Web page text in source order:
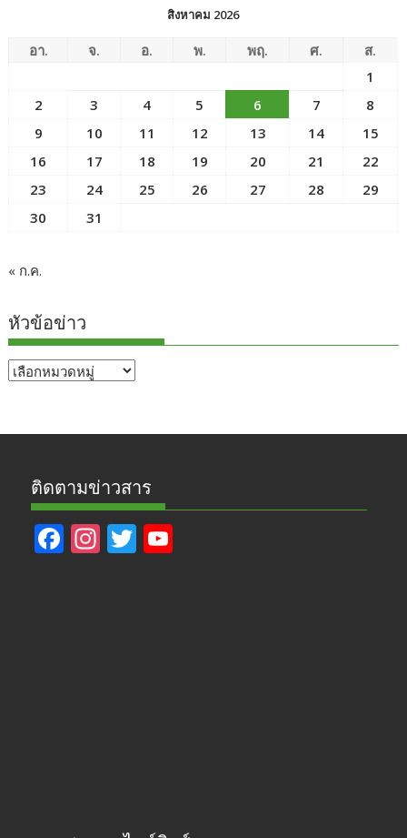
สิงหาคม 2026
อา. จ. อ. พ. พฤ. ศ.
ส.
1
2
3 4 5 6 7
8
9
10 11 12 13 14
15
16
17 18 19 20 21
22
23
24 25 26 27 28
29
30
31
« ก.ค.
หัวข้อข่าว
หัวข้อ
ติดตามข่าวสาร
F In T